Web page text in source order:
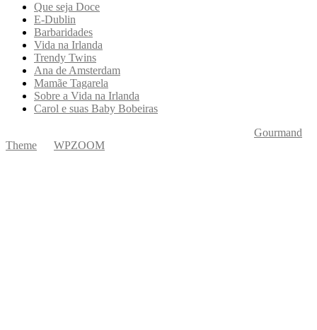
Que seja Doce
E-Dublin
Barbaridades
Vida na Irlanda
Trendy Twins
Ana de Amsterdam
Mamãe Tagarela
Sobre a Vida na Irlanda
Carol e suas Baby Bobeiras
Gourmand
Theme
WPZOOM